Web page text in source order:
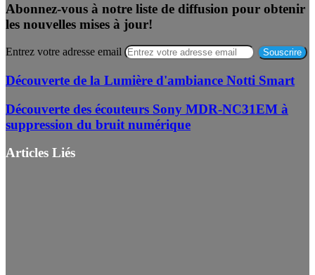
Abonnez-vous à notre liste de diffusion pour obtenir
les nouvelles mises à jour!
Entrez votre adresse email
Découverte de la Lumière d'ambiance Notti Smart
Découverte des écouteurs Sony MDR-NC31EM à
suppression du bruit numérique
Articles Liés